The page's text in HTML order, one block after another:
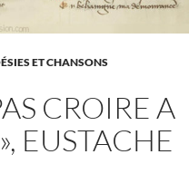
ET CHANSONS
CROIRE A
EUSTACHE